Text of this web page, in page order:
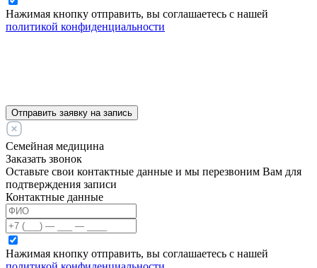
Нажимая кнопку отправить, вы соглашаетесь с нашей
политикой конфиденциальности
Отправить заявку на запись
Семейная медицина
Заказать звонок
Оставьте свои контактные данные и мы перезвоним Вам для
подтверждения записи
Контактные данные
Нажимая кнопку отправить, вы соглашаетесь с нашей